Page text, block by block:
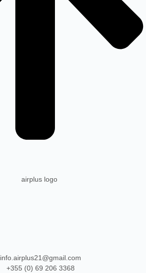
info.airplus21@gmail.com
+355 (0) 69 206 3368